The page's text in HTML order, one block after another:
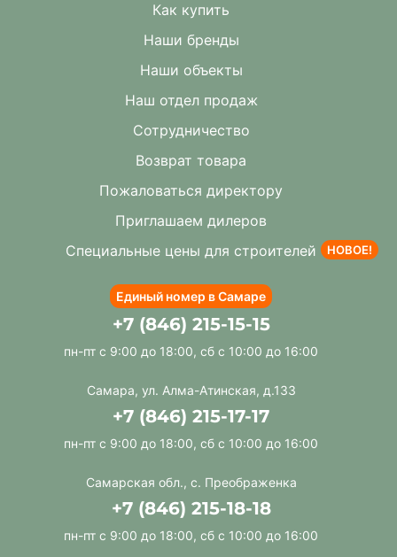
Как купить
Наши бренды
Наши объекты
Наш отдел продаж
Сотрудничество
Возврат товара
Пожаловаться директору
Приглашаем дилеров
Специальные цены для строителей
НОВОЕ!
Единый номер в Самаре
+7 (846) 215-15-15
пн-пт с 9:00 до 18:00, сб с 10:00 до 16:00
Самара, ул. Алма-Атинская, д.133
+7 (846) 215-17-17
пн-пт с 9:00 до 18:00, сб с 10:00 до 16:00
Самарская обл., с. Преображенка
+7 (846) 215-18-18
пн-пт с 9:00 до 18:00, сб с 10:00 до 16:00